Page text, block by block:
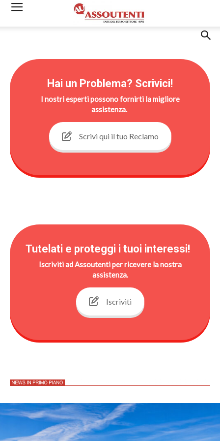
Hai un Problema? Scrivici!
I nostri esperti possono fornirti la migliore
assistenza.
Scrivi qui il tuo Reclamo
Tutelati e proteggi i tuoi interessi!
Iscriviti ad Assoutenti per ricevere la nostra
assistenza.
Iscriviti